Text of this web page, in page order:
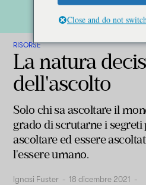
RISORSE
La natura
dell'ascolto
Solo chi sa ascoltare il
grado di scrutarne i segreti
ascoltare ed essere
l'essere umano.
Ignasi Fuster - 18 dicembre 2021 -
Close and do not